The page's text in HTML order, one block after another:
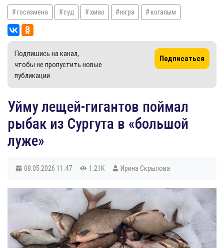
госизмена суд хмао югра когалым
Подпишись на канал,
чтобы не пропустить новые
публикации
Подписаться
Уйму лещей-гигантов поймал
рыбак из Сургута в «большой
луже»
08.05.2026 11:47 1.21K Ирина Скрылова